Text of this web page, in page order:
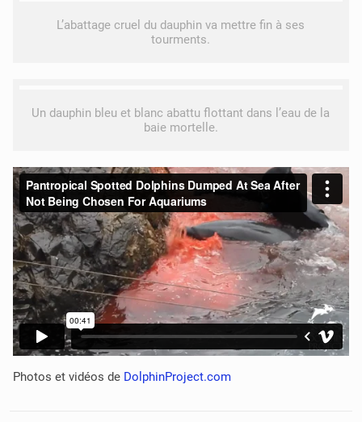
L’abattage cruel du dauphin va mettre fin à ses
tourments.
Un dauphin bleu et blanc abattu flottant dans l’eau de la
baie mortelle.
Photos et vidéos de DolphinProject.com